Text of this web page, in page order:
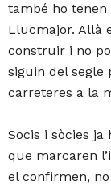
també ho tenen
Llucmajor. Allà
construir i no
siguin del segle
carreteres a la
Socis i sòcies ja
que marcaren
el confirmen,